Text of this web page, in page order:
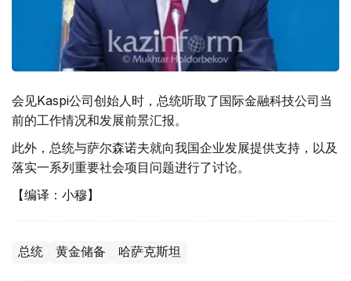
会见Kaspi公司创始人时，总统听取了国际金融科技公司当
前的工作情况和发展前景汇报。
此外，总统与萨尔森诺夫就向我国企业发展提供支持，以及
落实一系列重要社会项目问题进行了讨论。
【编译：小穆】
总统 黄金储备 哈萨克斯坦